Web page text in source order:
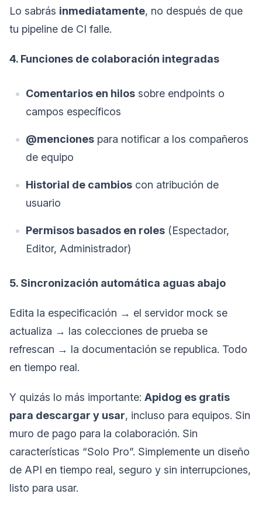
Lo sabrás inmediatamente, no después de que
tu pipeline de CI falle.
4. Funciones de colaboración integradas
Comentarios en hilos sobre endpoints o
campos específicos
@menciones para notificar a los compañeros
de equipo
Historial de cambios con atribución de
usuario
Permisos basados en roles (Espectador,
Editor, Administrador)
5. Sincronización automática aguas abajo
Edita la especificación → el servidor mock se
actualiza → las colecciones de prueba se
refrescan → la documentación se republica. Todo
en tiempo real.
Y quizás lo más importante: Apidog es gratis
para descargar y usar, incluso para equipos. Sin
muro de pago para la colaboración. Sin
características “Solo Pro”. Simplemente un diseño
de API en tiempo real, seguro y sin interrupciones,
listo para usar.